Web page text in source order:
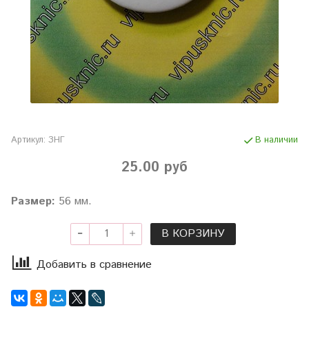
Артикул: ЗНГ В наличии
25.00 руб
Размер: 56 мм.
В КОРЗИНУ
Добавить в сравнение